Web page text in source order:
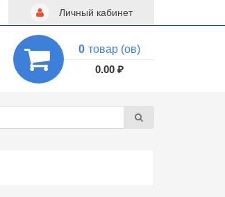
Личный кабинет
0 товар (ов)
0.00 ₽